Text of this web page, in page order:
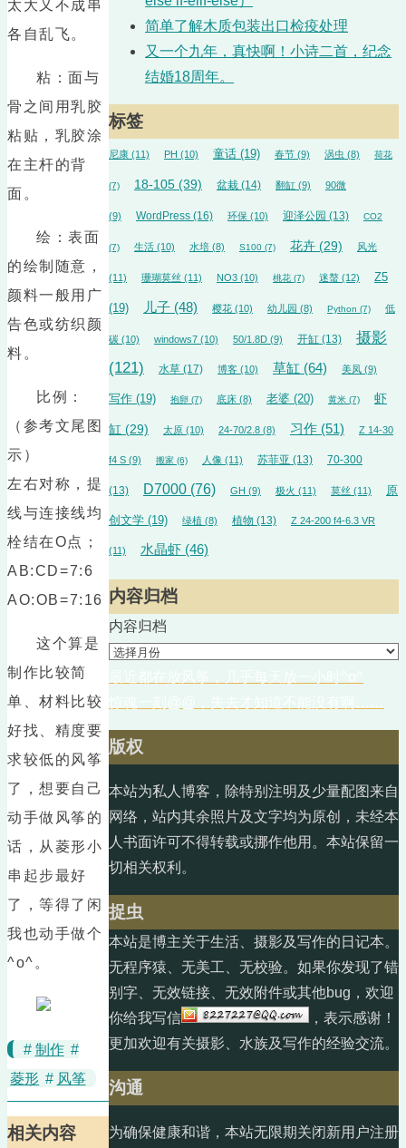
太大又不成串
各自乱飞。
粘：面与
骨之间用乳胶
粘贴，乳胶涂
在主杆的背
面。
绘：表面
的绘制随意，
颜料一般用广
告色或纺织颜
料。
比例：
（参考文尾图
示）
左右对称，提
线与连接线均
栓结在O点；
AB:CD=7:6
AO:OB=7:16
这个算是
制作比较简
单、材料比较
好找、精度要
求较低的风筝
了，想要自己
动手做风筝的
话，从菱形小
串起步最好
了，等得了闲
我也动手做个
^o^。
# 制作 #
菱形 # 风筝
相关内容
简单了解木质包装出口检疫处理
又一个九年，真快啊！小诗二首，纪念
结婚18周年。
标签
尼康 (11) PH (10) 童话 (19) 春节 (9) 涡虫 (8) 荷花
(7) 18-105 (39) 盆栽 (14) 翻缸 (9) 90微
(9) WordPress (16) 环保 (10) 迎泽公园 (13) CO2
(7) 生活 (10) 水培 (8) S100 (7) 花卉 (29) 风光
(11) 珊瑚莫丝 (11) NO3 (10) 桃花 (7) 迷螯 (12) Z5
(19) 儿子 (48) 樱花 (10) 幼儿园 (8) Python (7) 低
碳 (10) windows7 (10) 50/1.8D (9) 开缸 (13)
摄影
(121)
水草 (17) 博客 (10) 草缸 (64) 美凤 (9)
写作 (19) 抱卵 (7) 底床 (8) 老婆 (20) 黄米 (7) 虾
缸 (29) 太原 (10) 24-70/2.8 (8) 习作 (51) Z 14-30
f4 S (9) 搬家 (6) 人像 (11) 苏菲亚 (13) 70-300
(13) D7000 (76) GH (9) 极火 (11) 莫丝 (11) 原
创文学 (19) 绿植 (8) 植物 (13) Z 24-200 f4-6.3 VR
(11) 水晶虾 (46)
内容归档
内容归档
版权
本站为私人博客，除特别注明及少量配图来自
网络，站内其余照片及文字均为原创，未经本
人书面许可不得转载或挪作他用。本站保留一
切相关权利。
捉虫
本站是博主关于生活、摄影及写作的日记本。
无程序猿、无美工、无校验。如果你发现了错
别字、无效链接、无效附件或其他bug，欢迎
你给我写信
，表示感谢！
更加欢迎有关摄影、水族及写作的经验交流。
沟通
为确保健康和谐，本站无限期关闭新用户注册